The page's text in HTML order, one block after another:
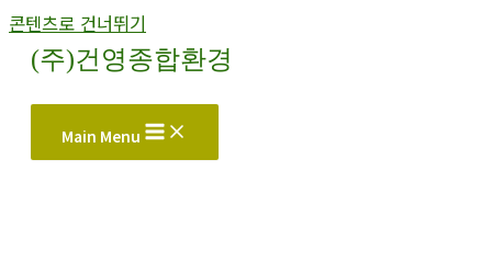
콘텐츠로 건너뛰기
(주)건영종합환경
Main Menu